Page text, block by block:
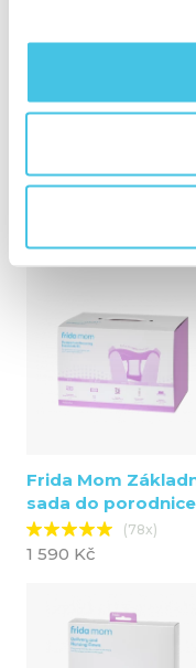
Frida Mom
(46x)
Frida Mom
sada do porodnice
(78x)
1 590 Kč